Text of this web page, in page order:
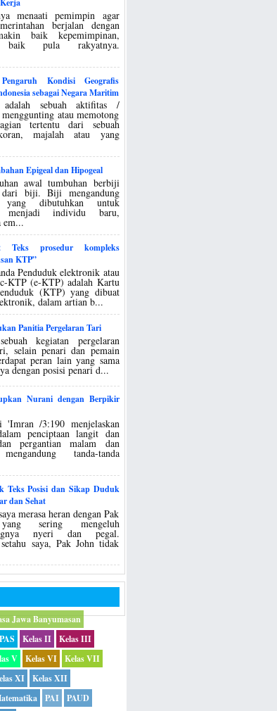
menaati pemimpin agar
berjalan dengan
baik kepemimpinan,
baik pula rakyatnya.
Kondisi Geografis
sebagai Negara Maritim
sebuah aktifitas /
atau memotong
tertentu dari sebuah
majalah atau yang
Epigeal dan Hipogeal
awal tumbuhan berbiji
biji. Biji mengandung
yang dibutuhkan untuk
menjadi individu baru,
em...
Teks prosedur kompleks
KTP”
Penduduk elektronik atau
KTP (e-KTP) adalah Kartu
(KTP) yang dibuat
dalam artian b...
Panitia Pergelaran Tari
kegiatan pergelaran
selain penari dan pemain
peran lain yang sama
dengan posisi penari d...
Nurani dengan Berpikir
/3:190 menjelaskan
penciptaan langit dan
pergantian malam dan
tanda-tanda
Teks Posisi dan Sikap Duduk
dan Sehat
merasa heran dengan Pak
sering mengeluh
nyeri dan pegal.
saya, Pak John tidak
Jawa Banyumasan
Kelas II
Kelas III
V Kelas VI
Kelas VII
XI
Kelas XII
PAI
PAUD